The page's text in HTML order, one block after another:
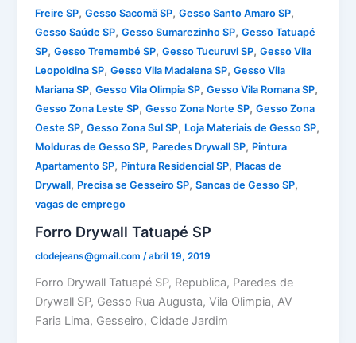
Freire SP,Gesso Sacomã SP,Gesso Santo Amaro SP,
Gesso Saúde SP,Gesso Sumarezinho SP,Gesso Tatuapé
SP,Gesso Tremembé SP,Gesso Tucuruvi SP,Gesso Vila
Leopoldina SP,Gesso Vila Madalena SP,Gesso Vila
Mariana SP,Gesso Vila Olimpia SP,Gesso Vila Romana SP,
Gesso Zona Leste SP,Gesso Zona Norte SP,Gesso Zona
Oeste SP,Gesso Zona Sul SP, Loja Materiais de Gesso SP,
Molduras de Gesso SP, Paredes Drywall SP, Pintura
Apartamento SP, Pintura Residencial SP, Placas de
Drywall, Precisa se Gesseiro SP,Sancas de Gesso SP,
vagas de emprego
Forro Drywall Tatuapé SP
clodejeans@gmail.com/abril 19, 2019
Forro Drywall Tatuapé SP, Republica, Paredes de
Drywall SP, Gesso Rua Augusta, Vila Olimpia, AV
Faria Lima, Gesseiro, Cidade Jardim